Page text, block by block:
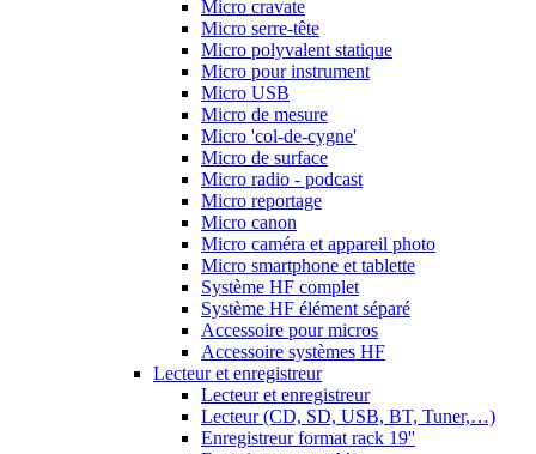
Micro cravate
Micro serre-tête
Micro polyvalent statique
Micro pour instrument
Micro USB
Micro de mesure
Micro 'col-de-cygne'
Micro de surface
Micro radio - podcast
Micro reportage
Micro canon
Micro caméra et appareil photo
Micro smartphone et tablette
Système HF complet
Système HF élément séparé
Accessoire pour micros
Accessoire systèmes HF
Lecteur et enregistreur
Lecteur et enregistreur
Lecteur (CD, SD, USB, BT, Tuner,…)
Enregistreur format rack 19''